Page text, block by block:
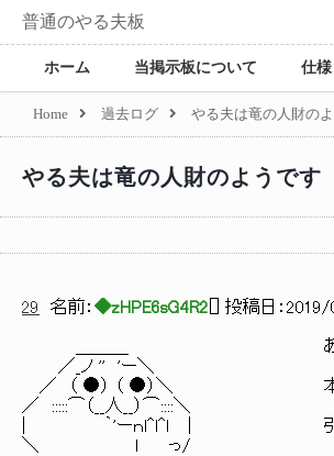
普通のやる夫板
ホーム 当掲示板について 仕様
Home 過去ログ やる夫は竜の人財の
やる夫は竜の人財のようです
29 名前： ◆zHPE6sG4R2 ] 投稿日： 2019/
＿＿＿ あんな子がド
／_ノ '' 'ー＼
／ （ ●） （ ●）＼ 本格的な
／ :::::⌒（__人__）⌒::::＼
| ｀'ーｎl^l^ｌ | 引っ掛かっ
＼ l っ/